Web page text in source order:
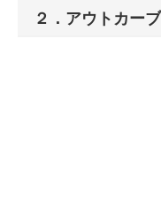
２．アウトカー